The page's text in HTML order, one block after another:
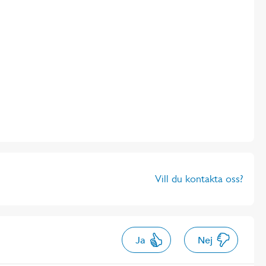
Vill du kontakta oss?
Ja Nej